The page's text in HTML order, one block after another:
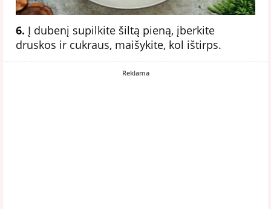
6. Į dubenį supilkite šiltą pieną, įberkite
druskos ir cukraus, maišykite, kol ištirps.
Reklama